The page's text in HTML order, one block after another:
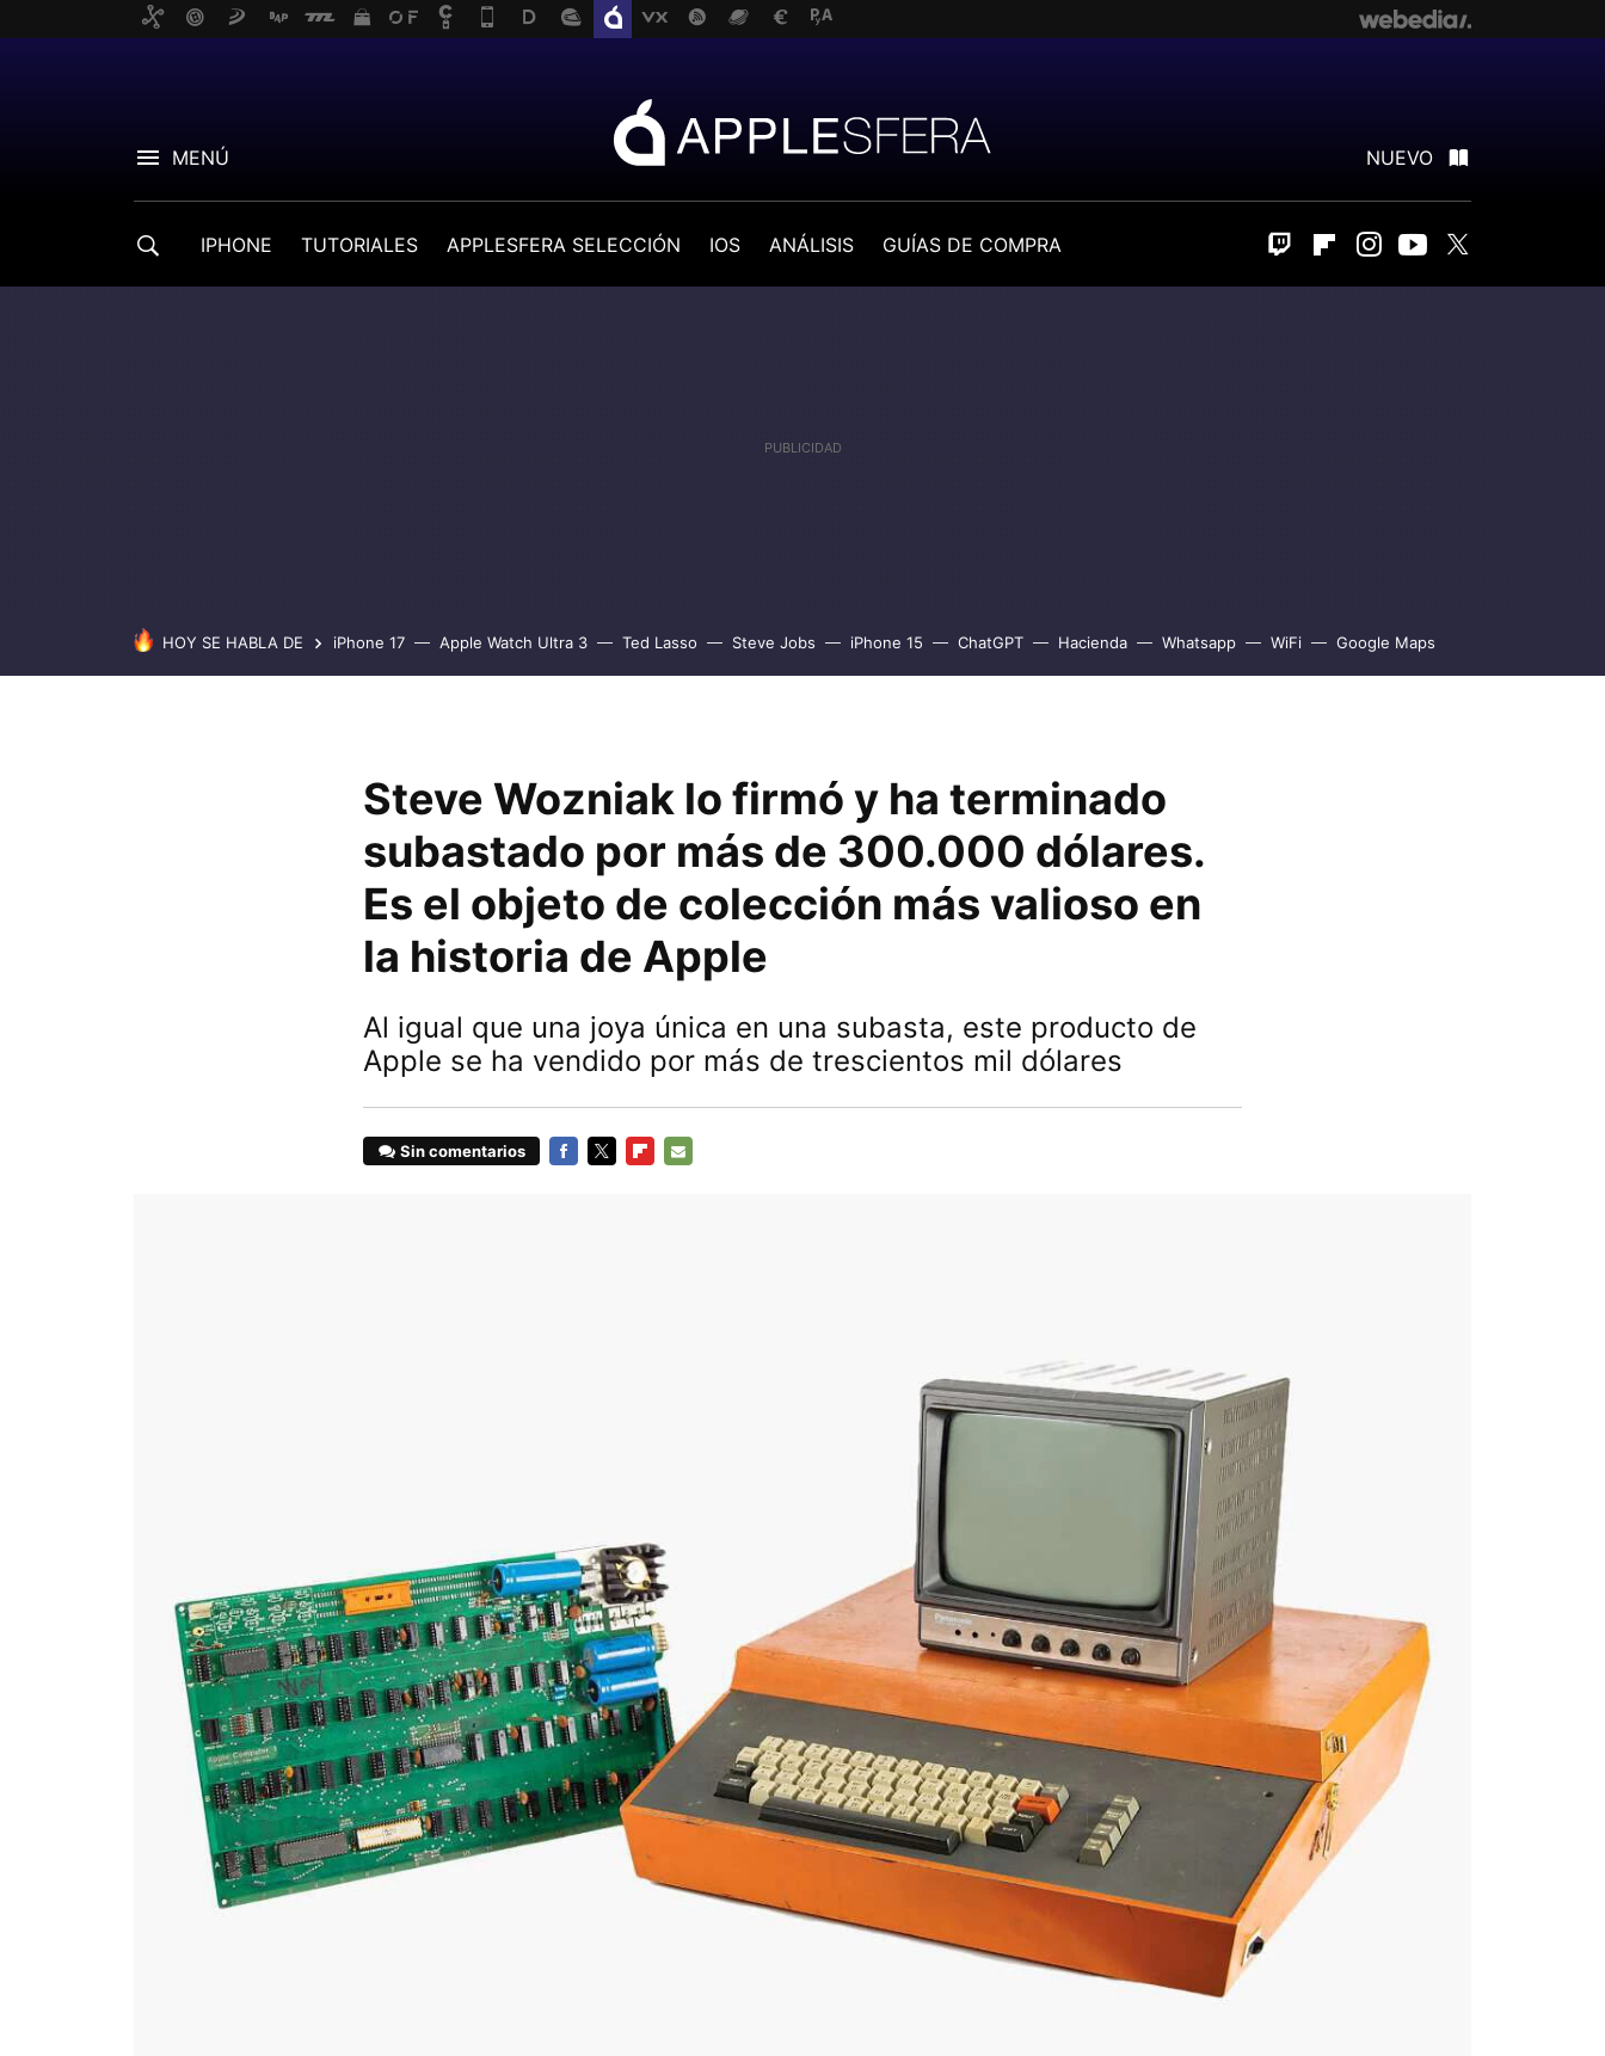
MENÚ NUEVO
IPHONE TUTORIALES APPLESFERA SELECCIÓN IOS ANÁLISIS GUÍAS DE COMPRA Twitch FlipboardInstagram
Youtube
HOY SE HABLA DE iPhone 17 Apple Watch Ultra 3 Ted Lasso Steve Jobs iPhone 15 ChatGPT Hacienda Whatsapp WiFi Google Maps
Steve Wozniak lo firmó y ha terminado
subastado por más de 300.000 dólares.
Es el objeto de colección más valioso en
la historia de Apple
Al igual que una joya única en una subasta, este producto de
Apple se ha vendido por más de trescientos mil dólares
Sin comentarios